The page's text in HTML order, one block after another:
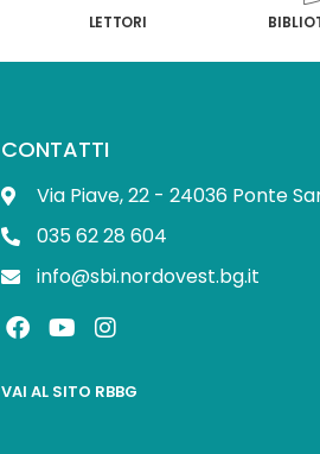
LETTORI
CONTATTI
Via Piave, 22 - 24036 Ponte
035 62 28 604
info@sbi.nordovest.bg.it
F
a
e
Y
o
t
I
n
t
VAI AL SITO RBBG